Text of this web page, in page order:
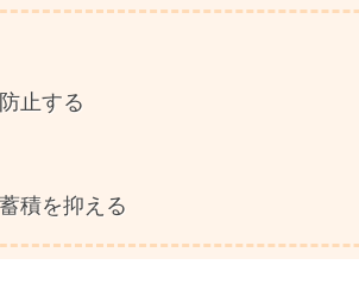
止する
積を抑える